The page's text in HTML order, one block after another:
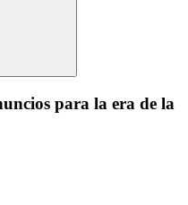
para la era de la